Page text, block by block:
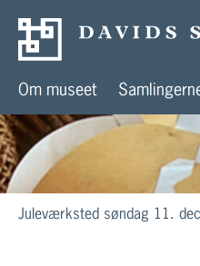
Om museet
Juleværksted søndag 11.